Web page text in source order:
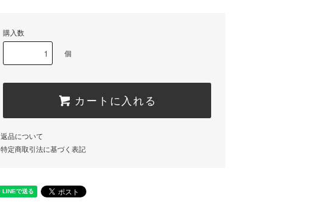
購入数
個
カートに入れる
返品について
特定商取引法に基づく表記